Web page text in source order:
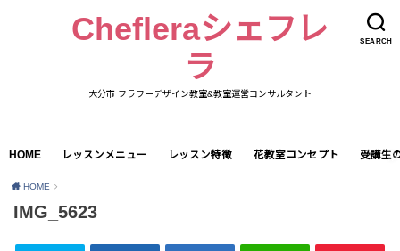
SEARCH
Chefleraシェフレ
ラ
大分市 フラワーデザイン教室&教室運営コンサルタント
HOME レッスンメニュー レッスン特徴 花教室コンセプト 受講生
HOME
IMG_5623